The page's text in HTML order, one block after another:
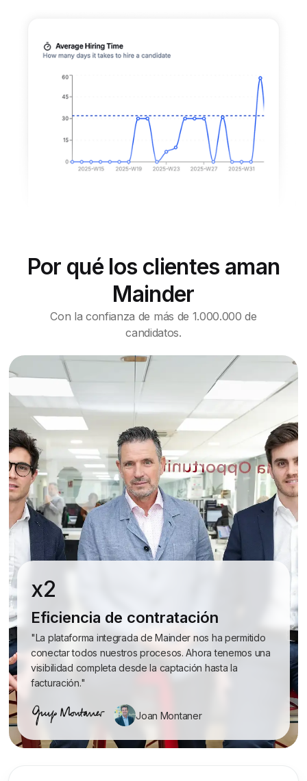
Por qué los clientes aman
Mainder
Con la confianza de más de 1.000.000 de
candidatos.
x2
Eficiencia de contratación
"La plataforma integrada de Mainder nos ha permitido
conectar todos nuestros procesos. Ahora tenemos una
visibilidad completa desde la captación hasta la
facturación."
Joan Montaner